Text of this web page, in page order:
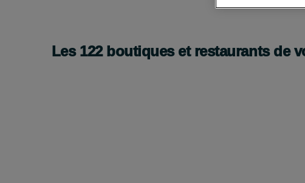
Les 122boutiques et restaurants de